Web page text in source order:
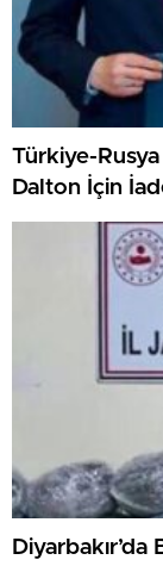
Türkiye-
Dalton İçin